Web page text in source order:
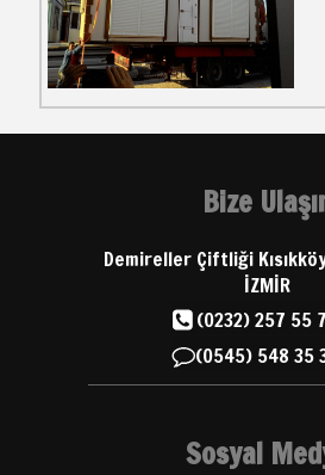
Bize
Demireller Çiftliği
İZMİR
(0232) 257 55
(0545) 548 35
Sosyal